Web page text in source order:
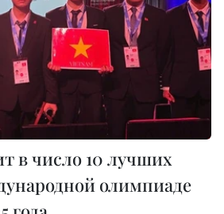
в число 10 лучших
олимпиаде